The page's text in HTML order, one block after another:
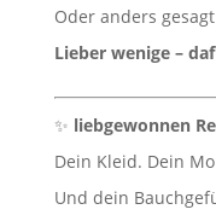
Oder anders
Lieber wenige –
✨ liebgewonnen
Dein Kleid. Dein
Und dein